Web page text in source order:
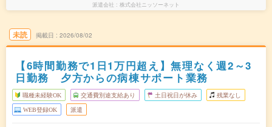
派遣会社 株式会社ニッソーネット
未読 掲載日 2026/08/02
【6時間勤務で1日1万円超え】無理なく週2～3
日勤務 夕方からの病棟サポート業務
職種未経験OK 交通費別途支給あり 土日祝日が休み 残業なし
WEB登録OK 派遣